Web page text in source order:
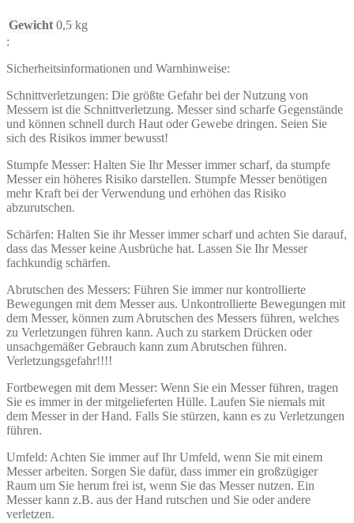
Gewicht 0,5 kg
:
Sicherheitsinformationen und Warnhinweise:
Schnittverletzungen: Die größte Gefahr bei der Nutzung von
Messern ist die Schnittverletzung. Messer sind scharfe Gegenstände
und können schnell durch Haut oder Gewebe dringen. Seien Sie
sich des Risikos immer bewusst!
Stumpfe Messer: Halten Sie Ihr Messer immer scharf, da stumpfe
Messer ein höheres Risiko darstellen. Stumpfe Messer benötigen
mehr Kraft bei der Verwendung und erhöhen das Risiko
abzurutschen.
Schärfen: Halten Sie ihr Messer immer scharf und achten Sie darauf,
dass das Messer keine Ausbrüche hat. Lassen Sie Ihr Messer
fachkundig schärfen.
Abrutschen des Messers: Führen Sie immer nur kontrollierte
Bewegungen mit dem Messer aus. Unkontrollierte Bewegungen mit
dem Messer, können zum Abrutschen des Messers führen, welches
zu Verletzungen führen kann. Auch zu starkem Drücken oder
unsachgemäßer Gebrauch kann zum Abrutschen führen.
Verletzungsgefahr!!!!
Fortbewegen mit dem Messer: Wenn Sie ein Messer führen, tragen
Sie es immer in der mitgelieferten Hülle. Laufen Sie niemals mit
dem Messer in der Hand. Falls Sie stürzen, kann es zu Verletzungen
führen.
Umfeld: Achten Sie immer auf Ihr Umfeld, wenn Sie mit einem
Messer arbeiten. Sorgen Sie dafür, dass immer ein großzügiger
Raum um Sie herum frei ist, wenn Sie das Messer nutzen. Ein
Messer kann z.B. aus der Hand rutschen und Sie oder andere
verletzen.